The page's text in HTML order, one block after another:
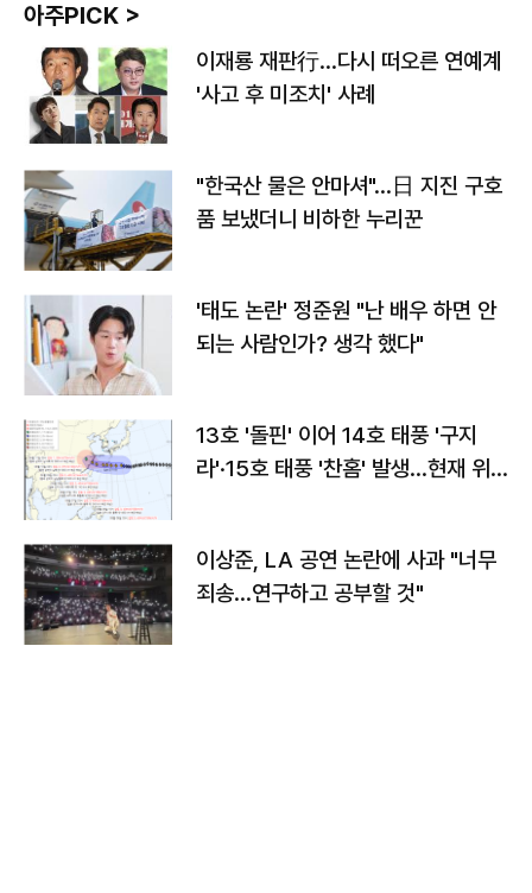
아주PICK >
이재룡 재판行…다시 떠오른 연예계
'사고 후 미조치' 사례
"한국산 물은 안마셔"…日 지진 구호
품 보냈더니 비하한 누리꾼
'태도 논란' 정준원 "난 배우 하면 안
되는 사람인가? 생각 했다"
13호 '돌핀' 이어 14호 태풍 '구지
라'·15호 태풍 '찬홈' 발생…현재 위
이상준, LA 공연 논란에 사과 "너무
죄송…연구하고 공부할 것"